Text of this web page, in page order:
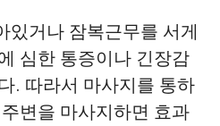
있거나 잠복근무를 서게
심한 통증이나 긴장감
. 따라서 마사지를 통하
변을 마사지하면 효과